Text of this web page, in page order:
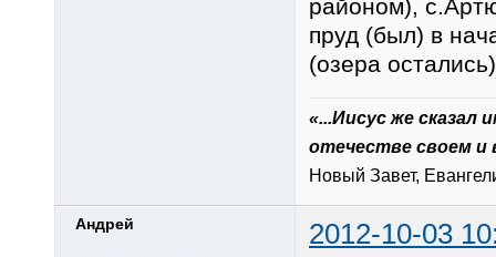
районом),
пруд (был) в
(озера
«...Иисус же сказал
отечестве своем и
Новый Завет,
Андрей 2012-10-03